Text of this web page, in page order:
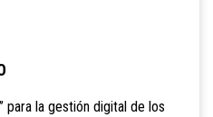
para la gestión digital de los